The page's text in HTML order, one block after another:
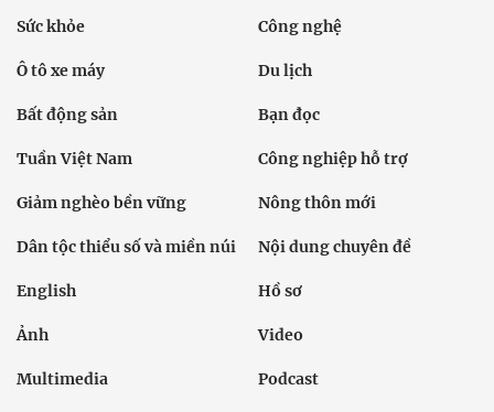
Sức khỏe Công nghệ
Ô tô xe máy Du lịch
Bất động sản Bạn đọc
Tuần Việt Nam Công nghiệp hỗ trợ
Giảm nghèo bền vững Nông thôn mới
Dân tộc thiểu số và miền núi Nội dung chuyên đề
English Hồ sơ
Ảnh Video
Multimedia Podcast